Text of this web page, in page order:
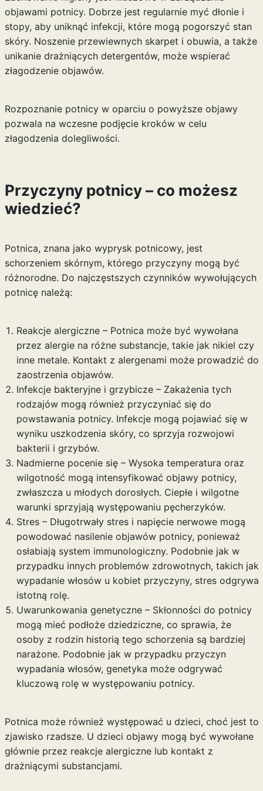
objawami potnicy. Dobrze jest regularnie myć dłonie i
stopy, aby uniknąć infekcji, które mogą pogorszyć stan
skóry. Noszenie przewiewnych skarpet i obuwia, a także
unikanie drażniących detergentów, może wspierać
złagodzenie objawów.
Rozpoznanie potnicy w oparciu o powyższe objawy
pozwala na wczesne podjęcie kroków w celu
złagodzenia dolegliwości.
Przyczyny potnicy – co możesz
wiedzieć?
Potnica, znana jako wyprysk potnicowy, jest
schorzeniem skórnym, którego przyczyny mogą być
różnorodne. Do najczęstszych czynników wywołujących
potnicę należą:
Reakcje alergiczne – Potnica może być wywołana
przez alergie na różne substancje, takie jak nikiel czy
inne metale. Kontakt z alergenami może prowadzić do
zaostrzenia objawów.
Infekcje bakteryjne i grzybicze – Zakażenia tych
rodzajów mogą również przyczyniać się do
powstawania potnicy. Infekcje mogą pojawiać się w
wyniku uszkodzenia skóry, co sprzyja rozwojowi
bakterii i grzybów.
Nadmierne pocenie się – Wysoka temperatura oraz
wilgotność mogą intensyfikować objawy potnicy,
zwłaszcza u młodych dorosłych. Ciepłe i wilgotne
warunki sprzyjają występowaniu pęcherzyków.
Stres – Długotrwały stres i napięcie nerwowe mogą
powodować nasilenie objawów potnicy, ponieważ
osłabiają system immunologiczny. Podobnie jak w
przypadku innych problemów zdrowotnych, takich jak
wypadanie włosów u kobiet przyczyny, stres odgrywa
istotną rolę.
Uwarunkowania genetyczne – Skłonności do potnicy
mogą mieć podłoże dziedziczne, co sprawia, że
osoby z rodzin historią tego schorzenia są bardziej
narażone. Podobnie jak w przypadku przyczyn
wypadania włosów, genetyka może odgrywać
kluczową rolę w występowaniu potnicy.
Potnica może również występować u dzieci, choć jest to
zjawisko rzadsze. U dzieci objawy mogą być wywołane
głównie przez reakcje alergiczne lub kontakt z
drażniącymi substancjami.